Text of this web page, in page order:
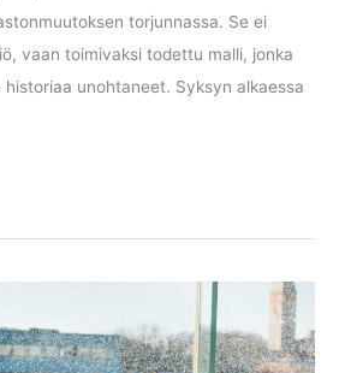
torjunnassa. Se ei
vaan toimivaksi todettu malli, jonka
unohtaneet. Syksyn alkaessa